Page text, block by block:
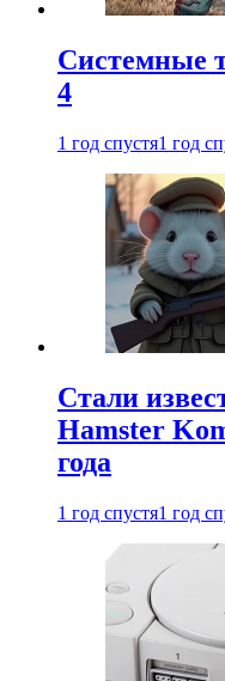
Системные
4
1 год спустя1 год
Стали
Hamster
года
1 год спустя1 год